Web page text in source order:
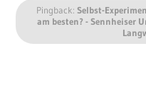
Pingback: Selbst-
am besten? - Sennheiser